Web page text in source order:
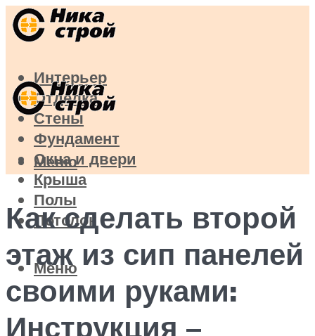
Интерьер
Отделка
Стены
Фундамент
Окна и двери
Крыша
Полы
Потолок
Меню
Меню
Как сделать второй
этаж из сип панелей
своими руками:
Инструкция –